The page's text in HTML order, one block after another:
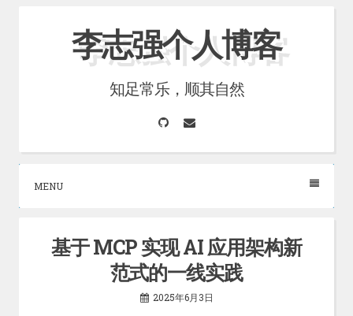
李志强个人博客
知足常乐，顺其自然
GitHubEmail
MENU
基于 MCP 实现 AI 应用架构新
范式的一线实践
2025年6月3日